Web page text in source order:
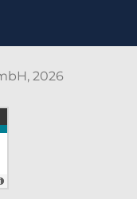
2026